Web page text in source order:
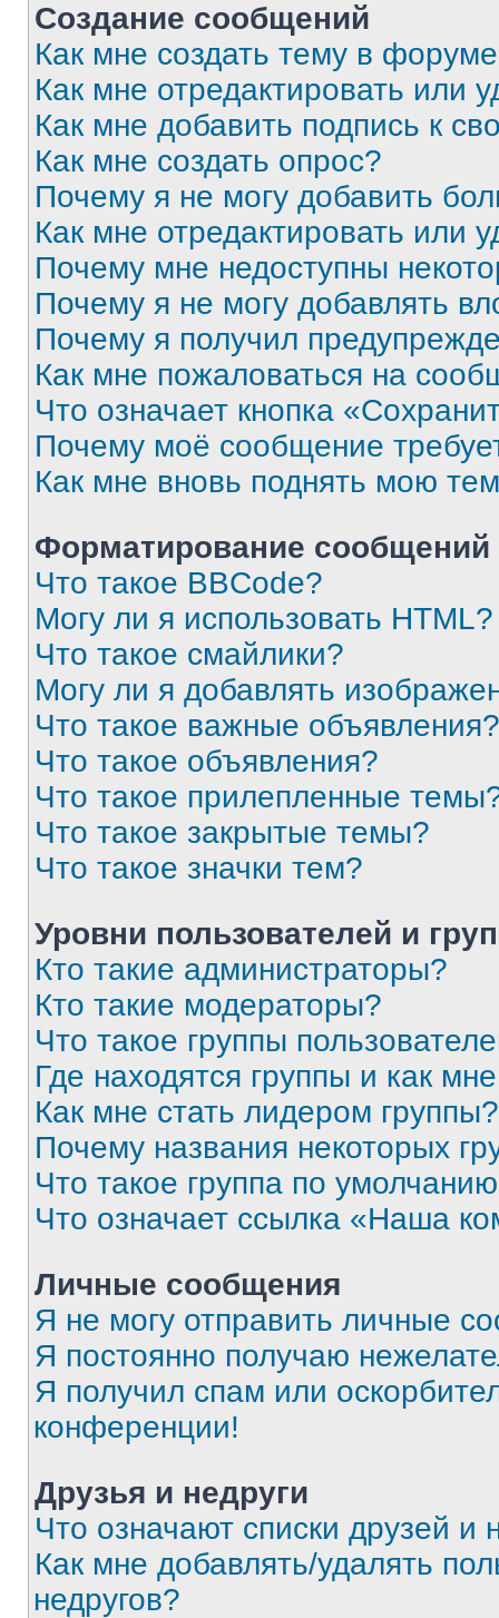
Создание сообщений
Как мне создать тему в
Как мне отредактировать или
Как мне добавить подпись к
Как мне создать опрос?
Почему я не могу добавить
Как мне отредактировать или
Почему мне недоступны
Почему я не могу добавлять
Почему я получил
Как мне пожаловаться на
Что означает кнопка
Почему моё сообщение
Как мне вновь поднять мою
Форматирование
Что такое BBCode?
Могу ли я использовать HTML?
Что такое смайлики?
Могу ли я добавлять
Что такое важные объявления?
Что такое объявления?
Что такое прилепленные
Что такое закрытые темы?
Что такое значки тем?
Уровни пользователей и
Кто такие администраторы?
Кто такие модераторы?
Что такое группы
Где находятся группы и как
Как мне стать лидером группы?
Почему названия некоторых
Что такое группа по
Что означает ссылка «Наша
Личные сообщения
Я не могу отправить личные
Я постоянно получаю
Я получил спам или
конференции!
Друзья и недруги
Что означают списки друзей и
Как мне добавлять/удалять
недругов?